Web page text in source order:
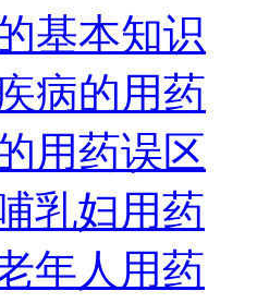
基本知识
病的用药
用药误区
乳妇用药
年人用药